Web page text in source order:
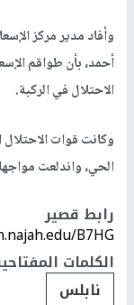
وأفاد مدير مركز
الاحتلال في الركبة.
وكانت قوات
الحي، واندلعت
رابط قصير
B7HG/
الكلمات
نابلس